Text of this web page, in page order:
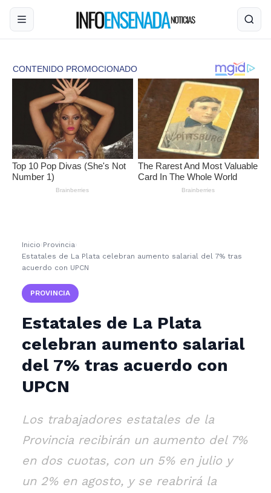
Inicio ›Provincia›
Estatales de La Plata celebran aumento salarial del 7% tras
acuerdo con UPCN
PROVINCIA
Estatales de La Plata
celebran aumento salarial
del 7% tras acuerdo con
UPCN
Los trabajadores estatales de la
Provincia recibirán un aumento del 7%
en dos cuotas, con un 5% en julio y
un 2% en agosto, y se reabrirá la